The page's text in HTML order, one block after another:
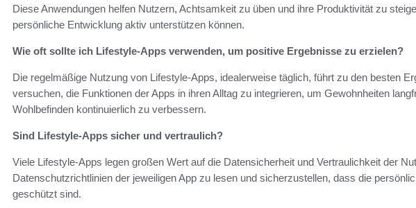
Diese Anwendungen helfen Nutzern, Achtsamkeit zu üben und ihre Produktivität zu
persönliche Entwicklung aktiv unterstützen können.
Wie oft sollte ich Lifestyle-Apps verwenden, um positive Ergebnisse zu erzielen?
Die regelmäßige Nutzung von Lifestyle-Apps, idealerweise täglich, führt zu den besten
versuchen, die Funktionen der Apps in ihren Alltag zu integrieren, um Gewohnheiten
Wohlbefinden kontinuierlich zu verbessern.
Sind Lifestyle-Apps sicher und vertraulich?
Viele Lifestyle-Apps legen großen Wert auf die Datensicherheit und Vertraulichkeit der
Datenschutzrichtlinien der jeweiligen App zu lesen und sicherzustellen, dass die
geschützt sind.